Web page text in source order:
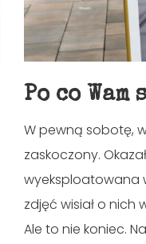
Po co
W pewną sobotę,
zaskoczony.
wyeksploatowana
zdjęć wisiał o nich
Ale to nie koniec.